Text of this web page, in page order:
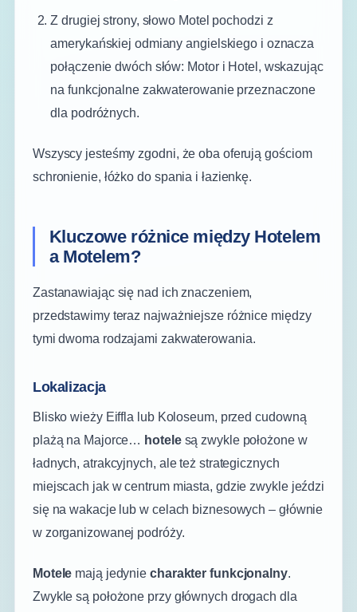
Z drugiej strony, słowo Motel pochodzi z
amerykańskiej odmiany angielskiego i oznacza
połączenie dwóch słów: Motor i Hotel, wskazując
na funkcjonalne zakwaterowanie przeznaczone
dla podróżnych.
Wszyscy jesteśmy zgodni, że oba oferują gościom
schronienie, łóżko do spania i łazienkę.
Kluczowe różnice między Hotelem
a Motelem?
Zastanawiając się nad ich znaczeniem,
przedstawimy teraz najważniejsze różnice między
tymi dwoma rodzajami zakwaterowania.
Lokalizacja
Blisko wieży Eiffla lub Koloseum, przed cudowną
plażą na Majorce… hotelesą zwykle położone w
ładnych, atrakcyjnych, ale też strategicznych
miejscach jak w centrum miasta, gdzie zwykle jeździ
się na wakacje lub w celach biznesowych – głównie
w zorganizowanej podróży.
Motele mają jedyniecharakter funkcjonalny.
Zwykle są położone przy głównych drogach dla